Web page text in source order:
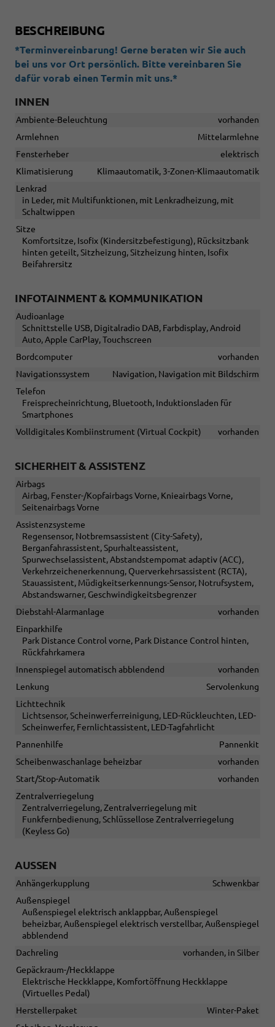
BESCHREIBUNG
*Terminvereinbarung! Gerne beraten wir Sie auch
bei uns vor Ort persönlich. Bitte vereinbaren Sie
dafür vorab einen Termin mit uns.*
INNEN
Ambiente-Beleuchtung
vorhanden
Armlehnen
Mittelarmlehne
Fensterheber
elektrisch
Klimatisierung
Klimaautomatik, 3-Zonen-Klimaautomatik
Lenkrad
in Leder, mit Multifunktionen, mit Lenkradheizung, mit
Schaltwippen
Sitze
Komfortsitze, Isofix (Kindersitzbefestigung), Rücksitzbank
hinten geteilt, Sitzheizung, Sitzheizung hinten, Isofix
Beifahrersitz
INFOTAINMENT & KOMMUNIKATION
Audioanlage
Schnittstelle USB, Digitalradio DAB, Farbdisplay, Android
Auto, Apple CarPlay, Touchscreen
Bordcomputer
vorhanden
Navigationssystem
Navigation, Navigation mit Bildschirm
Telefon
Freisprecheinrichtung, Bluetooth, Induktionsladen für
Smartphones
Volldigitales Kombiinstrument (Virtual Cockpit)
vorhanden
SICHERHEIT & ASSISTENZ
Airbags
Airbag, Fenster-/Kopfairbags Vorne, Knieairbags Vorne,
Seitenairbags Vorne
Assistenzsysteme
Regensensor, Notbremsassistent (City-Safety),
Berganfahrassistent, Spurhalteassistent,
Spurwechselassistent, Abstandstempomat adaptiv (ACC),
Verkehrzeichenerkennung, Querverkehrsassistent (RCTA),
Stauassistent, Müdigkeitserkennungs-Sensor, Notrufsystem,
Abstandswarner, Geschwindigkeitsbegrenzer
Diebstahl-Alarmanlage
vorhanden
Einparkhilfe
Park Distance Control vorne, Park Distance Control hinten,
Rückfahrkamera
Innenspiegel automatisch abblendend
vorhanden
Lenkung
Servolenkung
Lichttechnik
Lichtsensor, Scheinwerferreinigung, LED-Rückleuchten, LED-
Scheinwerfer, Fernlichtassistent, LED-Tagfahrlicht
Pannenhilfe
Pannenkit
Scheibenwaschanlage beheizbar
vorhanden
Start/Stop-Automatik
vorhanden
Zentralverriegelung
Zentralverriegelung, Zentralverriegelung mit
Funkfernbedienung, Schlüssellose Zentralverriegelung
(Keyless Go)
AUSSEN
Anhängerkupplung
Schwenkbar
Außenspiegel
Außenspiegel elektrisch anklappbar, Außenspiegel
beheizbar, Außenspiegel elektrisch verstellbar, Außenspiegel
abblendend
Dachreling
vorhanden, in Silber
Gepäckraum-/Heckklappe
Elektrische Heckklappe, Komfortöffnung Heckklappe
(Virtuelles Pedal)
Herstellerpaket
Winter-Paket